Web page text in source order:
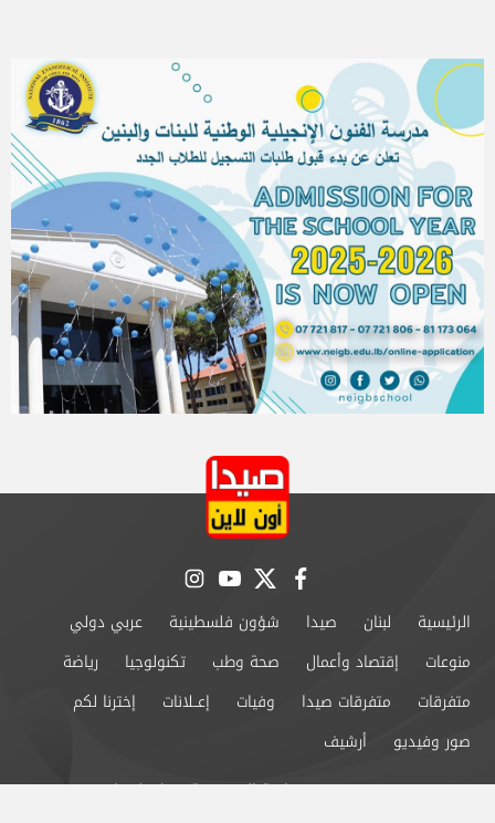
facebook
twitter
youtube
instagram
الرئيسية لبنان صيدا شؤون فلسطينية
عربي دولي
منوعات
إقتصاد وأعمال صحة وطب تكنولوجيا
رياضة
متفرقات
متفرقات صيدا وفيات إعــلانات
إخترنا لكم
صور وفيديو
أرشيف
من نحن
سياسة الخصوصية اتصل بنا